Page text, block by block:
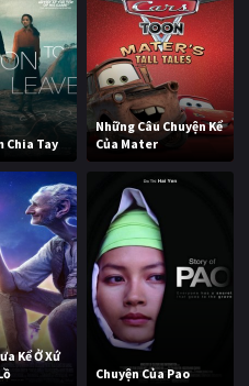
Chia Tay
Những Câu Chuyện Kể
Của Mater
Kể Ở Xứ
Chuyện Của Pao